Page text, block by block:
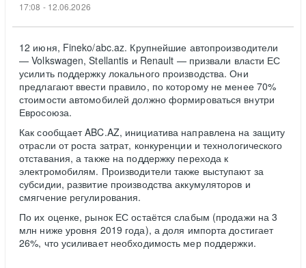
17:08 - 12.06.2026
12 июня, Fineko/abc.az. Крупнейшие автопроизводители
— Volkswagen, Stellantis и Renault — призвали власти ЕС
усилить поддержку локального производства. Они
предлагают ввести правило, по которому не менее 70%
стоимости автомобилей должно формироваться внутри
Евросоюза.
Как сообщает ABC.AZ, инициатива направлена на защиту
отрасли от роста затрат, конкуренции и технологического
отставания, а также на поддержку перехода к
электромобилям. Производители также выступают за
субсидии, развитие производства аккумуляторов и
смягчение регулирования.
По их оценке, рынок ЕС остаётся слабым (продажи на 3
млн ниже уровня 2019 года), а доля импорта достигает
26%, что усиливает необходимость мер поддержки.